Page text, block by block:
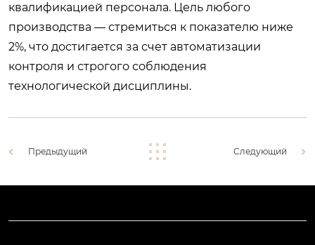
квалификацией персонала. Цель любого
производства — стремиться к показателю ниже
2%, что достигается за счет автоматизации
контроля и строгого соблюдения
технологической дисциплины.
Предыдущий Следующий